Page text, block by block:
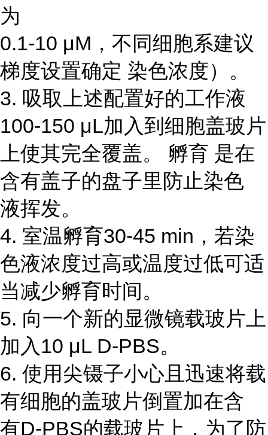
为
0.1-10 μM，不同细胞系建议
梯度设置确定 染色浓度）。
3. 吸取上述配置好的工作液
100-150 μL加入到细胞盖玻片
上使其完全覆盖。 孵育 是在
含有盖子的盘子里防止染色
液挥发。
4. 室温孵育30-45 min，若染
色液浓度过高或温度过低可适
当减少孵育时间。
5. 向一个新的显微镜载玻片上
加入10 μL D-PBS。
6. 使用尖镊子小心且迅速将载
有细胞的盖玻片倒置加在含
有D-PBS的载玻片上，为了防